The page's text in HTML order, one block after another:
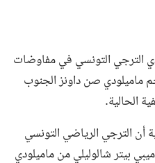
الترجي التونسي في مفاوضات
ماميلودي صن داونز الجنوب
الحالية.
أن الترجي الرياضي التونسي
بيتر شالوليلي من ماميلودي